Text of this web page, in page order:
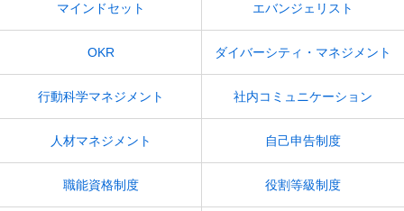
マインドセット エバンジェリスト
OKR ダイバーシティ・マネジメント
行動科学マネジメント 社内コミュニケーション
人材マネジメント 自己申告制度
職能資格制度 役割等級制度